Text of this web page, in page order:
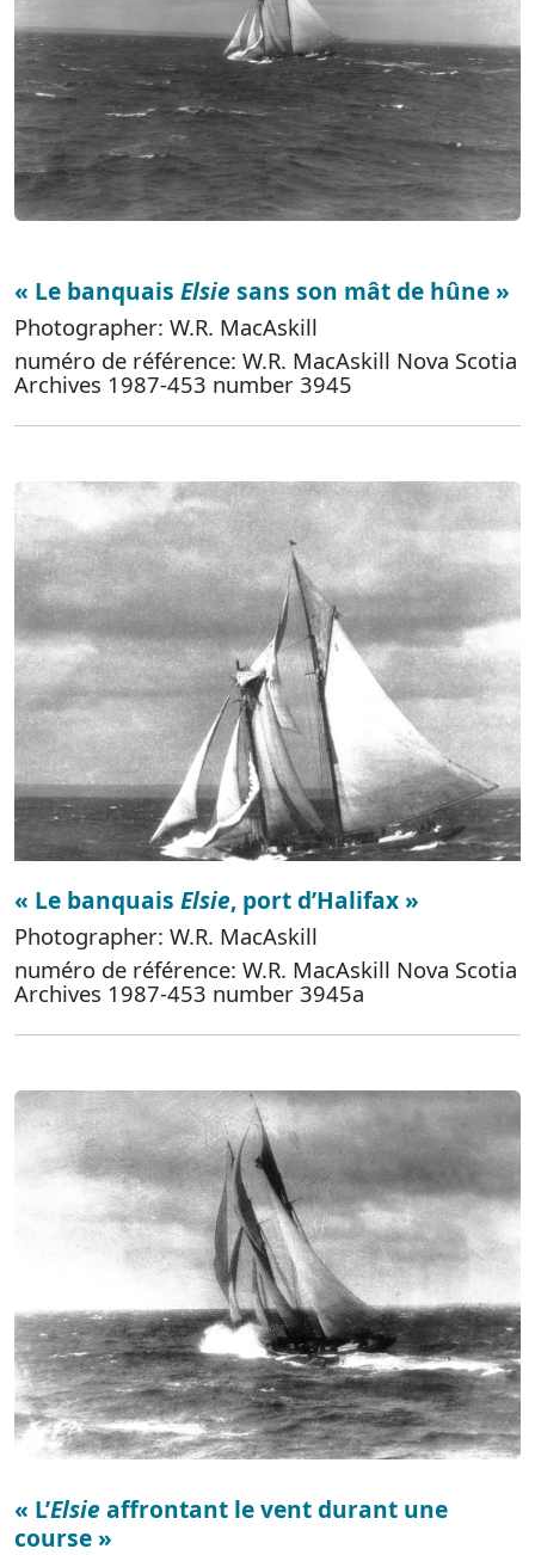
« Le banquais Elsiesans son mât de hûne »
Photographer: W.R. MacAskill
numéro de référence: W.R. MacAskill Nova Scotia
Archives 1987-453 number 3945
« Le banquais Elsie, port d’Halifax »
Photographer: W.R. MacAskill
numéro de référence: W.R. MacAskill Nova Scotia
Archives 1987-453 number 3945a
« L’Elsieaffrontant le vent durant une
course »